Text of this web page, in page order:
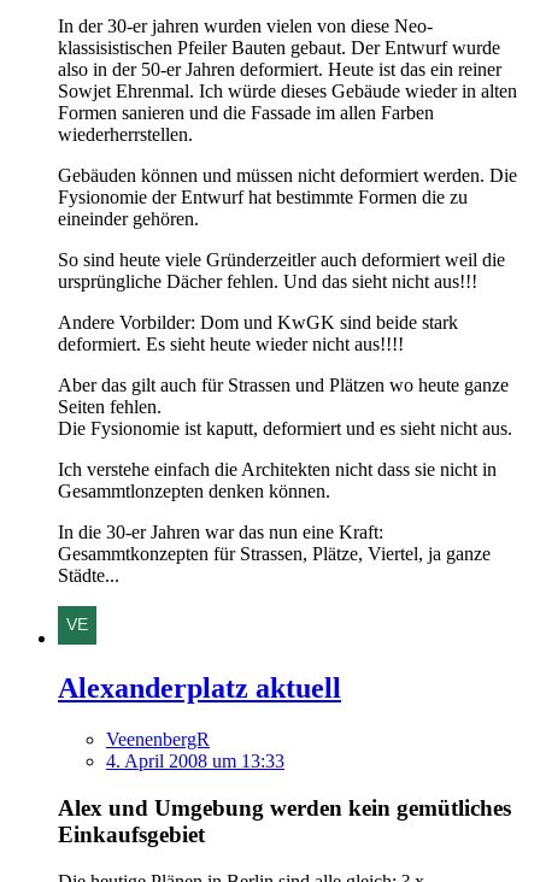
In der 30-er jahren wurden vielen von diese Neo-
klassisistischen Pfeiler Bauten gebaut. Der Entwurf wurde
also in der 50-er Jahren deformiert. Heute ist das ein reiner
Sowjet Ehrenmal. Ich würde dieses Gebäude wieder in alten
Formen sanieren und die Fassade im allen Farben
wiederherrstellen.
Gebäuden können und müssen nicht deformiert werden. Die
Fysionomie der Entwurf hat bestimmte Formen die zu
eineinder gehören.
So sind heute viele Gründerzeitler auch deformiert weil die
ursprüngliche Dächer fehlen. Und das sieht nicht aus!!!
Andere Vorbilder: Dom und KwGK sind beide stark
deformiert. Es sieht heute wieder nicht aus!!!!
Aber das gilt auch für Strassen und Plätzen wo heute ganze
Seiten fehlen.
Die Fysionomie ist kaputt, deformiert und es sieht nicht aus.
Ich verstehe einfach die Architekten nicht dass sie nicht in
Gesammtlonzepten denken können.
In die 30-er Jahren war das nun eine Kraft:
Gesammtkonzepten für Strassen, Plätze, Viertel, ja ganze
Städte...
Alexanderplatz aktuell
VeenenbergR
4. April 2008 um 13:33
Alex und Umgebung werden kein gemütliches
Einkaufsgebiet